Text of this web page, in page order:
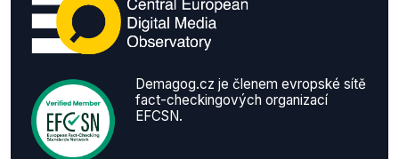
Demagog.cz je členem evropské sítě
fact-checkingových organizací
EFCSN.